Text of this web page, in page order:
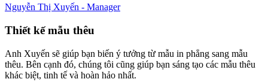
Nguyễn Thị Xuyến - Manager
Thiết kế mẫu thêu
Anh Xuyến sẽ giúp bạn biến ý tưởng từ mẫu in phẳng sang mẫu
thêu. Bên cạnh đó, chúng tôi cũng giúp bạn sáng tạo các mẫu thêu
khác biệt, tinh tế và hoàn hảo nhất.